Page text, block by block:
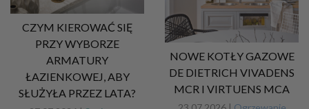
CZYM KIEROWAĆ SIĘ
PRZY WYBORZE
ARMATURY
ŁAZIENKOWEJ, ABY
SŁUŻYŁA PRZEZ LATA?
NOWE KOTŁY GAZOWE
DE DIETRICH VIVADENS
MCR I VIRTUENS MCA